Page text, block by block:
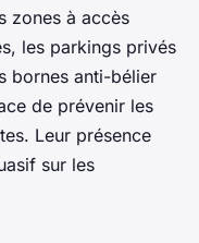
zones à accès
les parkings privés
bornes anti-bélier
de prévenir les
Leur présence
sur les